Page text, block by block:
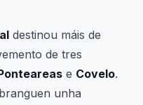
destinou máis de
de tres
e Covelo.
unha